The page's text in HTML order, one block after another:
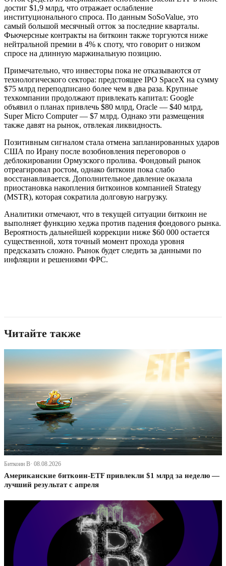
достиг $1,9 млрд, что отражает ослабление
институционального спроса. По данным SoSoValue, это
самый большой месячный отток за последние кварталы.
Фьючерсные контракты на биткоин также торгуются ниже
нейтральной премии в 4% к споту, что говорит о низком
спросе на длинную маржинальную позицию.
Примечательно, что инвесторы пока не отказываются от
технологического сектора: предстоящее IPO SpaceX на сумму
$75 млрд переподписано более чем в два раза. Крупные
техкомпании продолжают привлекать капитал: Google
объявил о планах привлечь $80 млрд, Oracle — $40 млрд,
Super Micro Computer — $7 млрд. Однако эти размещения
также давят на рынок, отвлекая ликвидность.
Позитивным сигналом стала отмена запланированных ударов
США по Ирану после возобновления переговоров о
деблокировании Ормузского пролива. Фондовый рынок
отреагировал ростом, однако биткоин пока слабо
восстанавливается. Дополнительное давление оказала
приостановка накопления биткоинов компанией Strategy
(MSTR), которая сократила долговую нагрузку.
Аналитики отмечают, что в текущей ситуации биткоин не
выполняет функцию хеджа против падения фондового рынка.
Вероятность дальнейшей коррекции ниже $60 000 остается
существенной, хотя точный момент прохода уровня
предсказать сложно. Рынок будет следить за данными по
инфляции и решениями ФРС.
Читайте также
Биткоин В· 08.08.2026
Американские биткоин-ETF привлекли $1 млрд за неделю —
лучший результат с апреля